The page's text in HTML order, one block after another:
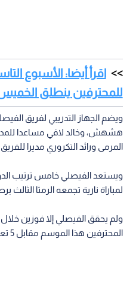
اقرأ أيضا: الأسبوع
للمحترفين ينطلق
ويضم الجهاز التدريبي لفريق
هشهش، وخالد لافي مساعدا
المرمى ورائد التكروري مديرا
لمباراة نارية تجمعه الرمثا الثالث برصيد 16 نقطة يوم السبت
المحترفين هذا الموسم مقابل 5 تعادلات وخسارتين.